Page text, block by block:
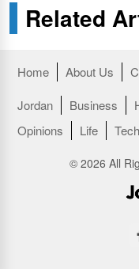
Related
Home About Us
Jordan
Business
Opinions
Life
© 2026 All